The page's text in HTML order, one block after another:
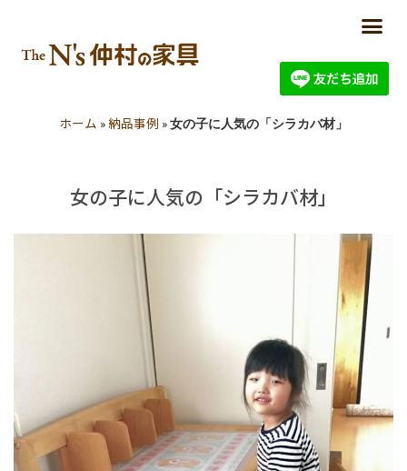
ホーム »納品事例 »女の子に人気の「シラカバ材」
女の子に人気の「シラカバ材」